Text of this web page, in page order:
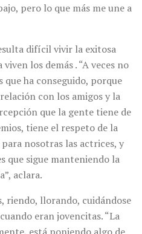
pero lo que más me une a
difícil vivir la exitosa
los demás . “A veces no
que ha conseguido, porque
con los amigos y la
que la gente tiene de
tiene el respeto de la
nosotras las actrices, y
que sigue manteniendo la
aclara.
riendo, llorando, cuidándose
eran jovencitas. “La